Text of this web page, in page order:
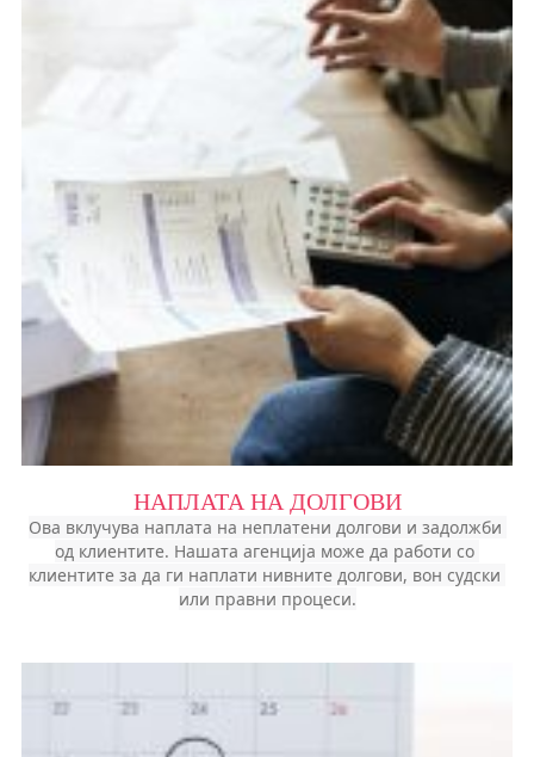
НАПЛАТА НА ДОЛГОВИ
Ова вклучува наплата на неплатени долгови и задолжби
од клиентите. Нашата агенција може да работи со
клиентите за да ги наплати нивните долгови, вон судски
или правни процеси.